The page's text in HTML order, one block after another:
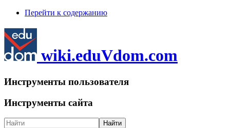
Перейти к содержанию
wiki.eduVdom.com
Инструменты пользователя
Инструменты сайта
Найти